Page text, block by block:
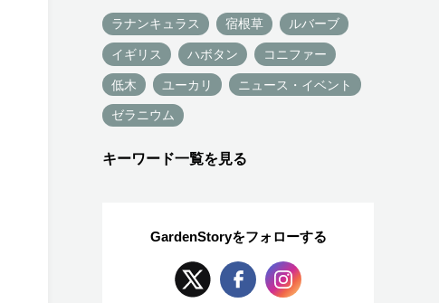
ラナンキュラス 宿根草 ルバーブ
イギリス ハボタン コニファー
低木 ユーカリ ニュース・イベント
ゼラニウム
キーワード一覧を見る
GardenStoryをフォローする